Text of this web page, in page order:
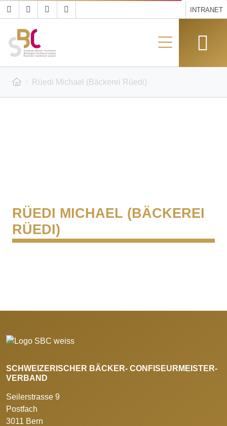
INTRANET
Rüedi Michael (Bäckerei Rüedi)
RÜEDI MICHAEL (BÄCKEREI
RÜEDI)
SCHWEIZERISCHER BÄCKER- CONFISEURMEISTER-
VERBAND
Seilerstrasse 9
Postfach
3011 Bern